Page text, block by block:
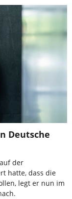
Deutsche
der
hatte, dass die
legt er nun im